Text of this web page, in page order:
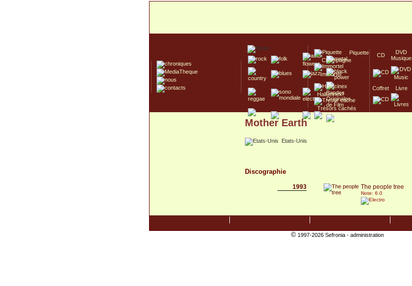
Piquette
Champagne
Immortel
Hallucinex!
Trésors cachés
Culte/Collector
CD
DVD
Musique
Coffret Livre
Mother Earth
Etats-Unis
Discographie
1993 The people tree
Note: 6.0
©1997-2026 Sefronia - administration